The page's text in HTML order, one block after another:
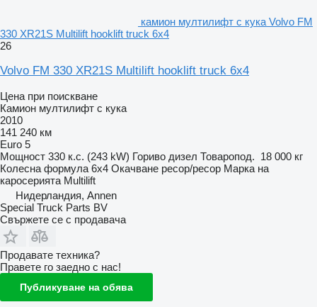
камион мултилифт с кука Volvo FM
330 XR21S Multilift hooklift truck 6x4
26
Volvo FM 330 XR21S Multilift hooklift truck 6x4
Цена при поискване
Камион мултилифт с кука
2010
141 240 км
Euro 5
Мощност 330 к.с. (243 kW) Гориво дизел Товаропод. 18 000 кг
Колесна формула 6x4 Окачване ресор/ресор Марка на
каросерията Multilift
Нидерландия, Annen
Special Truck Parts BV
Свържете се с продавача
Продавате техника?
Правете го заедно с нас!
Публикуване на обява